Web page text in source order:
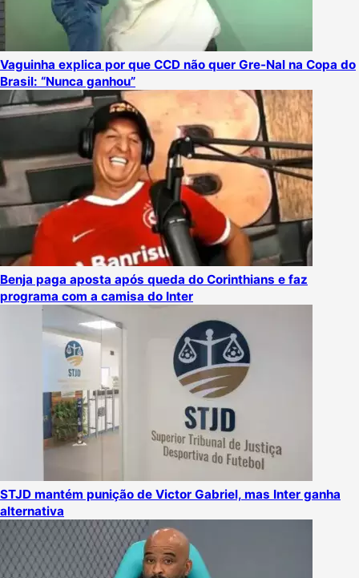
Vaguinha explica por que CCD não quer Gre-Nal na Copa do
Brasil: “Nunca ganhou”
Benja paga aposta após queda do Corinthians e faz
programa com a camisa do Inter
STJD mantém punição de Victor Gabriel, mas Inter ganha
alternativa